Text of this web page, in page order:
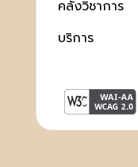
คลังวิชาการ
บริการ